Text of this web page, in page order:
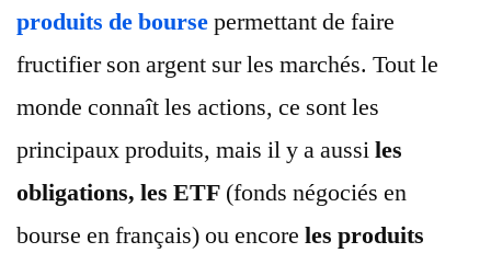
produits de boursepermettant de faire
fructifier son argent sur les marchés. Tout le
monde connaît les actions, ce sont les
principaux produits, mais il y a aussiles
obligations, les ETF (fonds négociés en
bourse en français) ou encore les produits